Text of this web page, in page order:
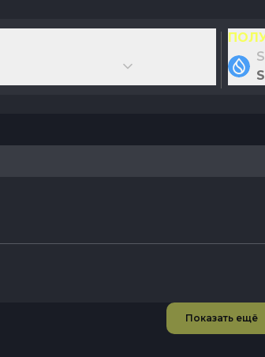
Показать ещё